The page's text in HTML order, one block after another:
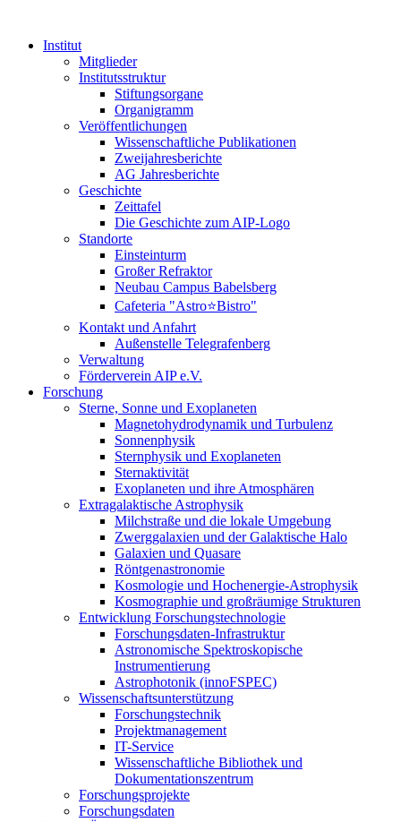
Institut
Mitglieder
Institutsstruktur
Stiftungsorgane
Organigramm
Veröffentlichungen
Wissenschaftliche Publikationen
Zweijahresberichte
AG Jahresberichte
Geschichte
Zeittafel
Die Geschichte zum AIP-Logo
Standorte
Einsteinturm
Großer Refraktor
Neubau Campus Babelsberg
Cafeteria "Astro⭐Bistro"
Kontakt und Anfahrt
Außenstelle Telegrafenberg
Verwaltung
Förderverein AIP e.V.
Forschung
Sterne, Sonne und Exoplaneten
Magnetohydrodynamik und Turbulenz
Sonnenphysik
Sternphysik und Exoplaneten
Sternaktivität
Exoplaneten und ihre Atmosphären
Extragalaktische Astrophysik
Milchstraße und die lokale Umgebung
Zwerggalaxien und der Galaktische Halo
Galaxien und Quasare
Röntgenastronomie
Kosmologie und Hochenergie-Astrophysik
Kosmographie und großräumige Strukturen
Entwicklung Forschungstechnologie
Forschungsdaten-Infrastruktur
Astronomische Spektroskopische
Instrumentierung
Astrophotonik (innoFSPEC)
Wissenschaftsunterstützung
Forschungstechnik
Projektmanagement
IT-Service
Wissenschaftliche Bibliothek und
Dokumentationszentrum
Forschungsprojekte
Forschungsdaten